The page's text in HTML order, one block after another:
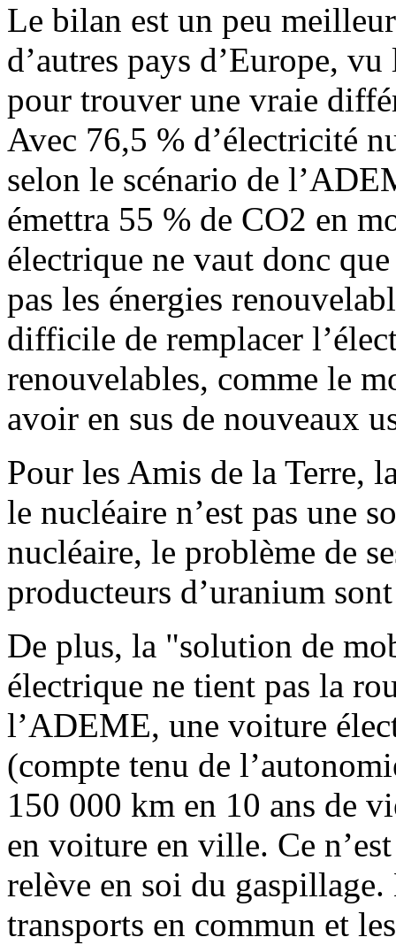
Le bilan est un peu
d’autres pays d’Europe,
pour trouver une vraie
Avec 76,5 % d’électricité
selon le scénario de
émettra 55 % de CO2 en
électrique ne vaut donc
pas les énergies
difficile de remplacer
renouvelables, comme le
avoir en sus de nouveaux
Pour les Amis de la Terre,
le nucléaire n’est pas une
nucléaire, le problème de
producteurs d’uranium
De plus, la "solution de
électrique ne tient pas la
l’ADEME, une voiture
(compte tenu de
150 000 km en 10 ans de
en voiture en ville. Ce
relève en soi du
transports en commun et